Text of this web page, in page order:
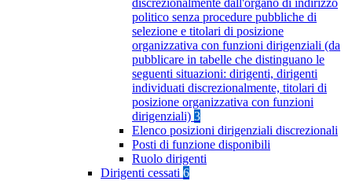
discrezionalmente dall'organo di indirizzo
politico senza procedure pubbliche di
selezione e titolari di posizione
organizzativa con funzioni dirigenziali (da
pubblicare in tabelle che distinguano le
seguenti situazioni: dirigenti, dirigenti
individuati discrezionalmente, titolari di
posizione organizzativa con funzioni
dirigenziali) 3
Elenco posizioni dirigenziali discrezionali
Posti di funzione disponibili
Ruolo dirigenti
Dirigenti cessati 6